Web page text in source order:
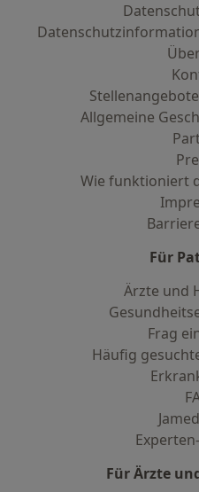
Stellenangebote
Allgemeine
Wie funktioniert
Für
Ärzte und
Frag
Häufig
Für Ärzte